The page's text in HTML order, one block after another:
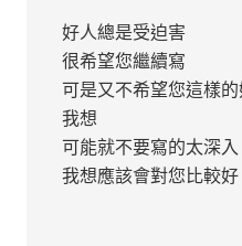
好人總是受迫害
很希望您繼續寫
可是又不希望您這樣
我想
可能就不要寫的太深入
我想應該會對您比較好